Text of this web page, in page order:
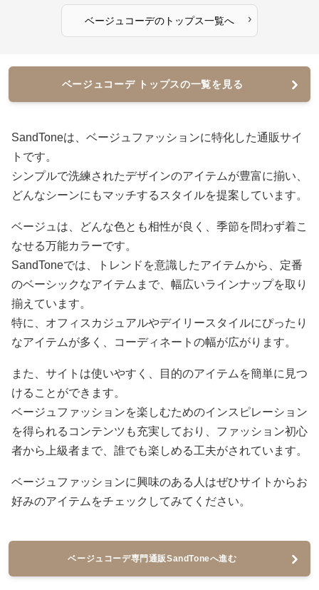
ベージュコーデのトップス一覧へ ›
ベージュコーデ トップスの一覧を見る
SandToneは、ベージュファッションに特化した通販サイ
トです。
シンプルで洗練されたデザインのアイテムが豊富に揃い、
どんなシーンにもマッチするスタイルを提案しています。
ベージュは、どんな色とも相性が良く、季節を問わず着こ
なせる万能カラーです。
SandToneでは、トレンドを意識したアイテムから、定番
のベーシックなアイテムまで、幅広いラインナップを取り
揃えています。
特に、オフィスカジュアルやデイリースタイルにぴったり
なアイテムが多く、コーディネートの幅が広がります。
また、サイトは使いやすく、目的のアイテムを簡単に見つ
けることができます。
ベージュファッションを楽しむためのインスピレーション
を得られるコンテンツも充実しており、ファッション初心
者から上級者まで、誰でも楽しめる工夫がされています。
ベージュファッションに興味のある人はぜひサイトからお
好みのアイテムをチェックしてみてください。
ベージュコーデ専門通販SandToneへ進む